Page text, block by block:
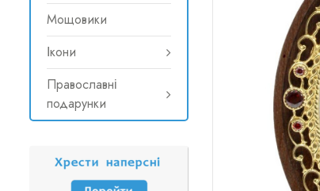
Мощовики
Ікони
Православні
подарунки